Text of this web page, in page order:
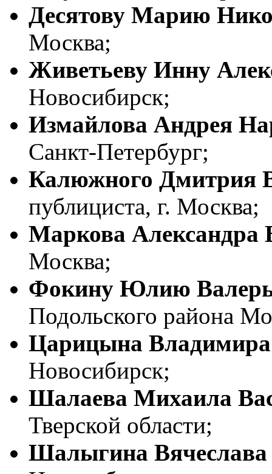
Десятову Марию
Москва;
Живетьеву Инну
Новосибирск;
Измайлова Андрея
Санкт-Петербург;
Калюжного Дмитрия
публициста, г. Москва;
Маркова Александра
Москва;
Фокину Юлию
Подольского района
Царицына Владимира
Новосибирск;
Шалаева Михаила
Тверской области;
Шалыгина